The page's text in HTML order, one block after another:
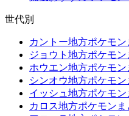
世代別
カントー地方ポケモン
ジョウト地方ポケモン
ホウエン地方ポケモン
シンオウ地方ポケモン
イッシュ地方ポケモン
カロス地方ポケモンま